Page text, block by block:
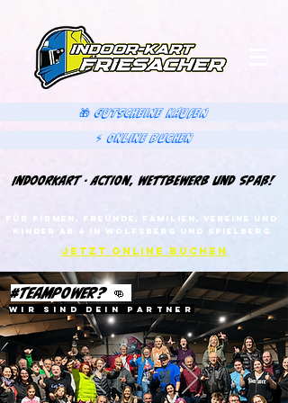
🎁 GUTSCHEINE KAUFEN
⚡ Online Buchen
IndoorKart - Action, Wettbewerb und Spaß!
Für Firmen, Freunde, Familien, Vereine UND
KINDER ab 4 In wolfsberg und spielberg
JETZT ONLINE BUCHEN
#TEAMPOWER? 👊
WIR SIND DEIN PARTNER